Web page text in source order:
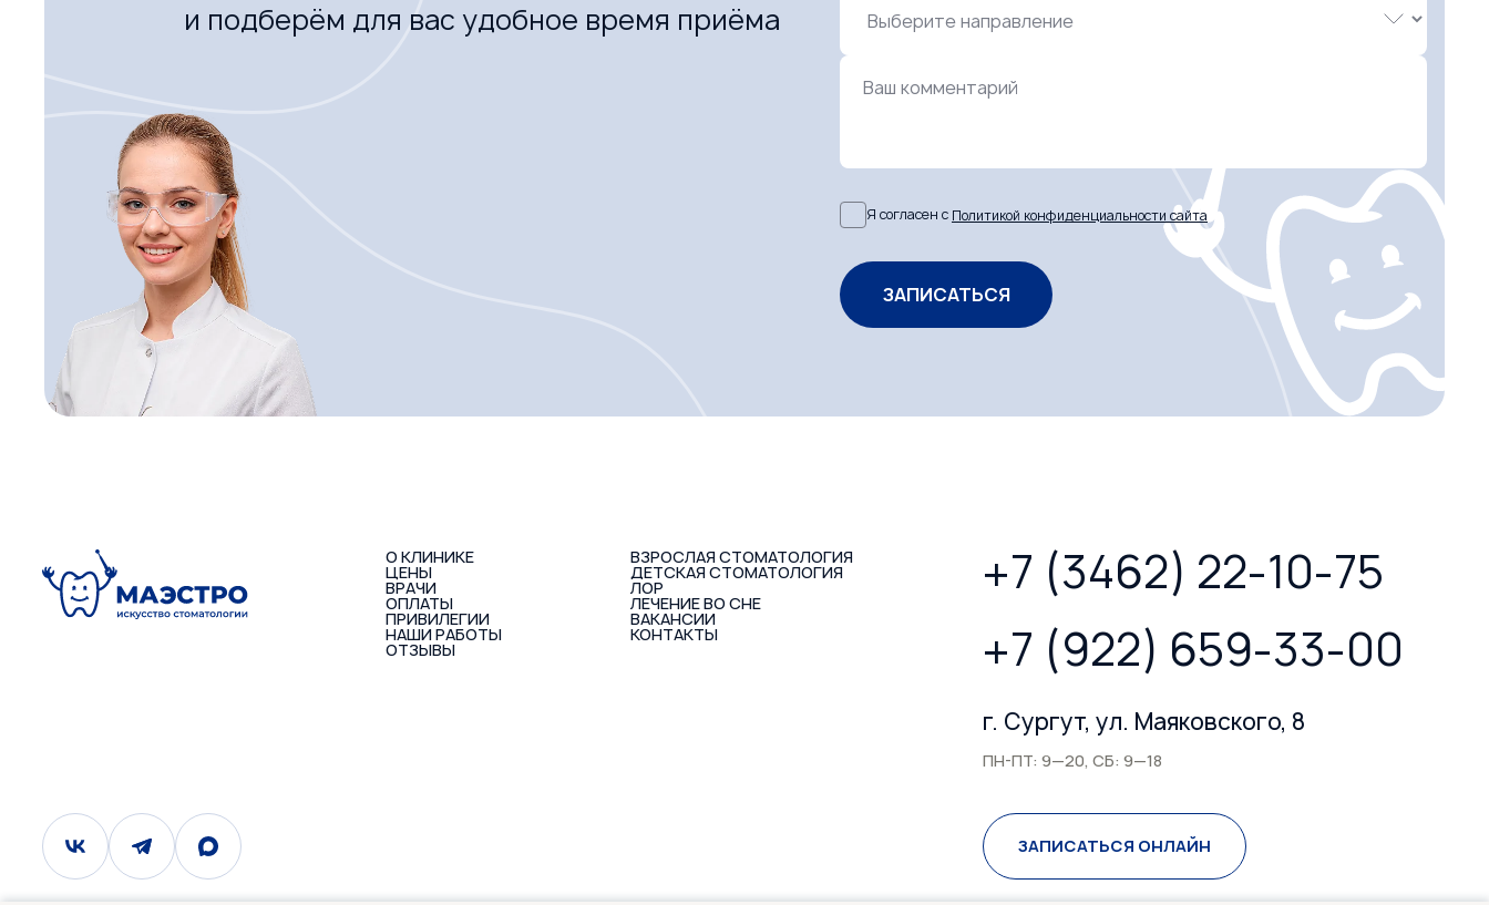
и подберём для вас удобное время приёма
Ваш комментарий
Я согласен с Политикой конфиденциальности сайта
ЗАПИСАТЬСЯ
О КЛИНИКЕ
ЦЕНЫ
ВРАЧИ
ОПЛАТЫ
ПРИВИЛЕГИИ
НАШИ РАБОТЫ
ОТЗЫВЫ
ВЗРОСЛАЯ СТОМАТОЛОГИЯ
ДЕТСКАЯ СТОМАТОЛОГИЯ
ЛОР
ЛЕЧЕНИЕ ВО СНЕ
ВАКАНСИИ
КОНТАКТЫ
+7 (3462) 22-10-75
+7 (922) 659-33-00
г. Сургут, ул. Маяковского, 8
ПН-ПТ: 9—20, СБ: 9—18
ЗАПИСАТЬСЯ ОНЛАЙН